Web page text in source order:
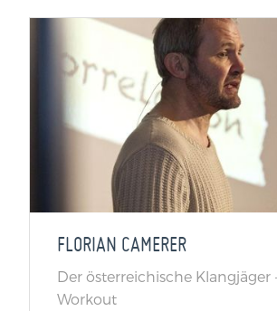
FLORIAN CAMERER
Der österreichische Klangjäger
Workout